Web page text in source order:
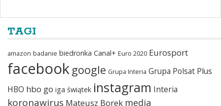
TAGI
amazon badanie biedronka Canal+ Euro 2020 Eurosport
facebook google Grupa Interia Grupa Polsat Plus
HBO hbo go iga świątek instagram Interia
koronawirus Mateusz Borek media